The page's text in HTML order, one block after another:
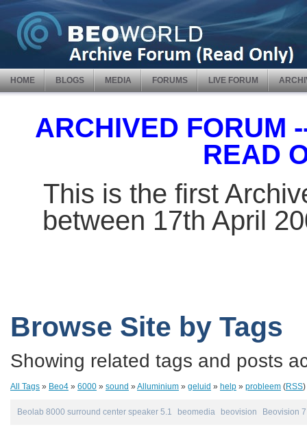
HOME BLOGS MEDIA FORUMS LIVE FORUM
ARCHIVED FORUM
READ
This is the first
between 17th April
Browse Site by Tags
Showing related tags and posts
All Tags » Beo4 » 6000 » sound »Alluminium » geluid » help » probleem (RSS)
Beolab 8000 surround center speaker 5.1 beomedia beovision Beovision 7